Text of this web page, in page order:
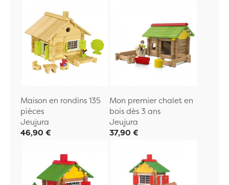
Maison en rondins 135
pièces
Jeujura
46,90 €
Mon premier chalet en
bois dès 3 ans
Jeujura
37,90 €